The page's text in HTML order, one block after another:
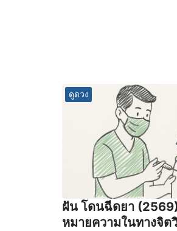
ดูดวง
ฝัน โดนฉีดยา
หมายความในทางจิ